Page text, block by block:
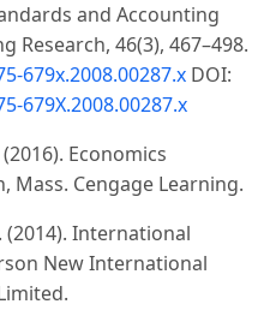
and Accounting
Research, 46(3), 467–498.
679x.2008.00287.x DOI:
679X.2008.00287.x
(2016). Economics
Mass. Cengage Learning.
(2014). International
New International